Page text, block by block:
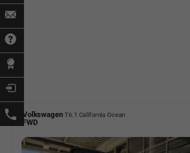
Volkswagen T6.1 California Ocean
FWD